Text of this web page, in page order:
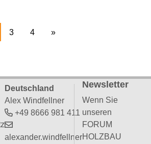
3 4 »
Deutschland
Alex Windfellner
+49 8666 981 411
alexander.windfellner
Newsletter
Wenn Sie
unseren
FORUM
HOLZBAU